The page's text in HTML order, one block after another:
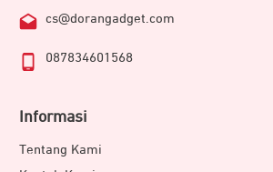
mode transmitter dan warna hijau
cs@dorangadget.com
087834601568
Informasi
Tentang Kami